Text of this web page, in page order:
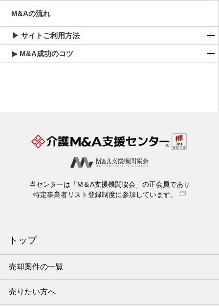
M&Aの流れ
▶ サイトご利用方法
▶ M&A成功のコツ
当センターは「M＆A支援機関協会」の正会員であり
特定事業者リスト登録制度に参加しています。
トップ
売却案件の一覧
売りたい方へ